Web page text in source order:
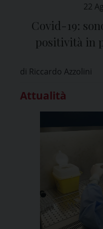
22
Covid-19:
positività in
di Riccardo Azzolini
Attualità